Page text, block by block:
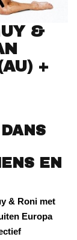
&
+
EN
& Roni met
Europa